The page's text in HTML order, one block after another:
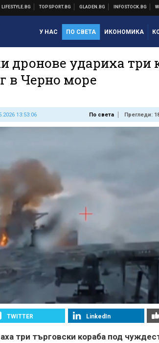
У НАС ПО СВЕТА ИКОНОМИКА
дронове удариха три
в Черно море
13:53:06 По света Прегледи:
TWITTER LinkedIn
три търговски кораба под